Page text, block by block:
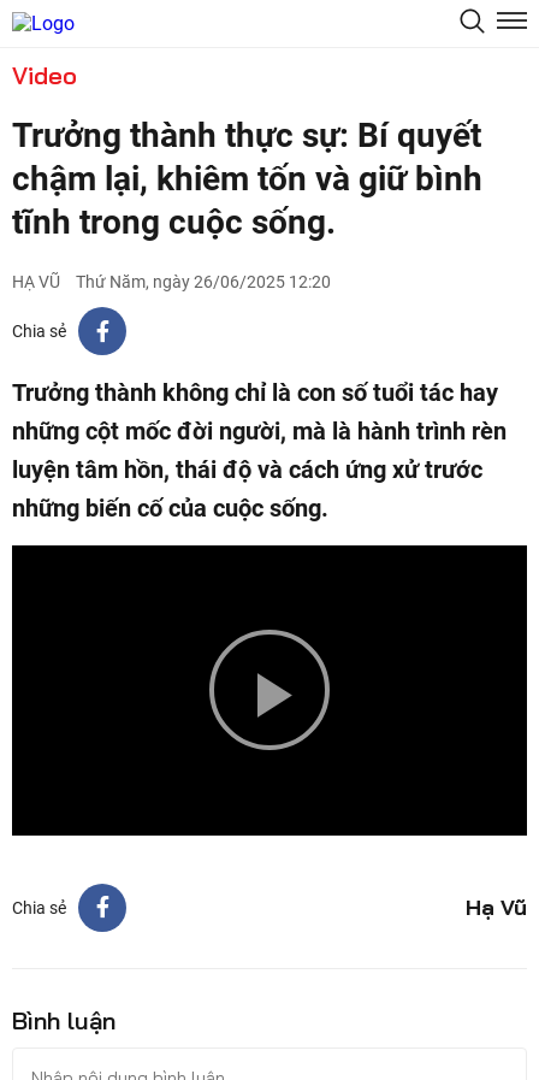
Video
Trưởng thành thực sự: Bí quyết
chậm lại, khiêm tốn và giữ bình
tĩnh trong cuộc sống.
HẠ VŨ Thứ Năm, ngày 26/06/2025 12:20
Chia sẻ
Trưởng thành không chỉ là con số tuổi tác hay
những cột mốc đời người, mà là hành trình rèn
luyện tâm hồn, thái độ và cách ứng xử trước
những biến cố của cuộc sống.
Play
Chia sẻ Hạ Vũ
Bình luận